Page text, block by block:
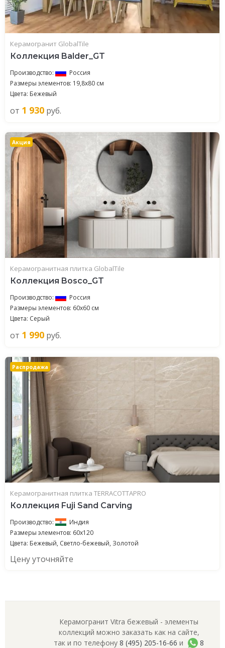
Керамогранит GlobalTile
Коллекция Balder_GT
Производство:
Россия
Размеры элементов: 19,8x80 см
Цвета: Бежевый
от 1 930 руб.
Акция
Керамогранитная плитка GlobalTile
Коллекция Bosco_GT
Производство:
Россия
Размеры элементов: 60x60 см
Цвета: Серый
от 1 990 руб.
Распродажа
Керамогранитная плитка TERRACOTTAPRO
Коллекция Fuji Sand Carving
Производство:
Индия
Размеры элементов: 60x120
Цвета: Бежевый, Светло-бежевый, Золотой
Цену уточняйте
Керамогранит Vitra бежевый - элементы
коллекций можно заказать как на сайте,
так и по телефону 8 (495) 205-16-66 и
8